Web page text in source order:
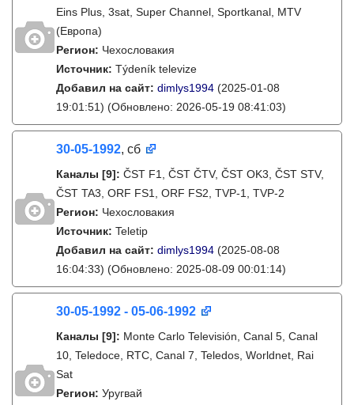
Eins Plus, 3sat, Super Channel, Sportkanal, MTV
(Европа)
Регион: Чехословакия
Источник: Týdeník televize
Добавил на сайт: dimlys1994 (2025-01-08
19:01:51) (Обновлено: 2026-05-19 08:41:03)
30-05-1992, сб
Каналы [9]: ČST F1, ČST ČTV, ČST OK3, ČST STV,
ČST TA3, ORF FS1, ORF FS2, TVP-1, TVP-2
Регион: Чехословакия
Источник: Teletip
Добавил на сайт: dimlys1994 (2025-08-08
16:04:33) (Обновлено: 2025-08-09 00:01:14)
30-05-1992 - 05-06-1992
Каналы [9]: Monte Carlo Televisión, Canal 5, Canal
10, Teledoce, RTC, Canal 7, Teledos, Worldnet, Rai
Sat
Регион: Уругвай